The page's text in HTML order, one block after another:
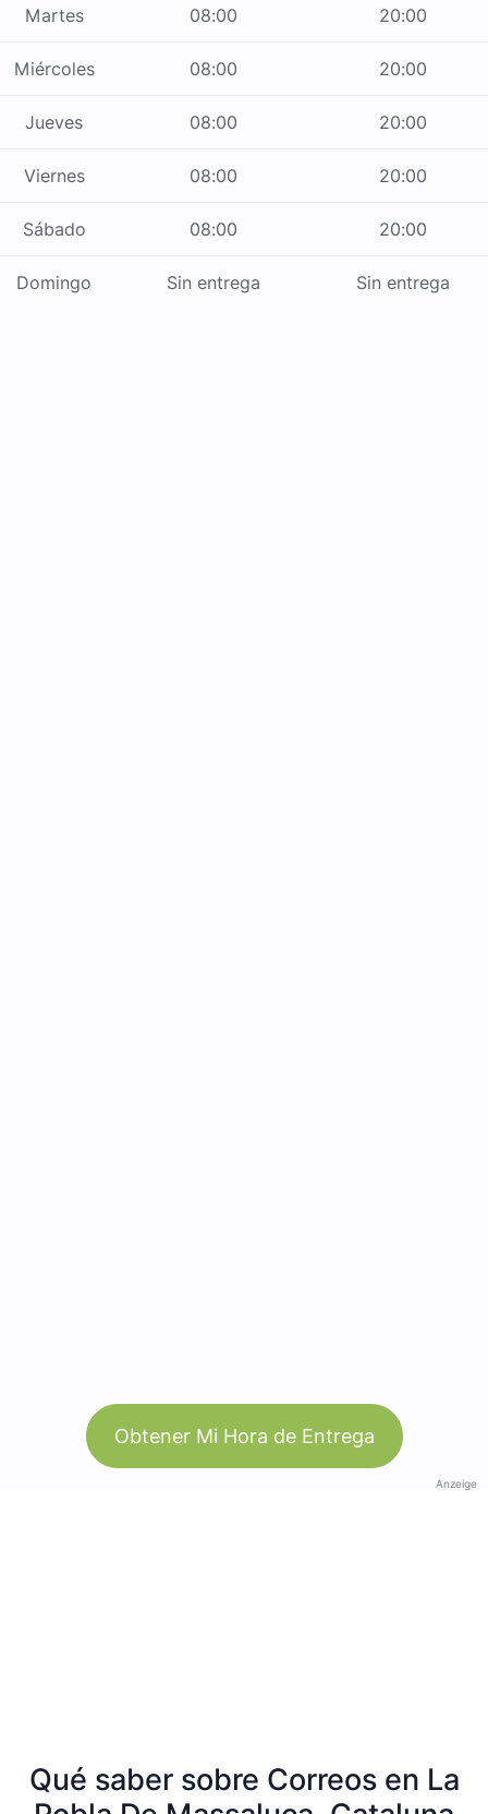
Martes 08:00 20:00
Miércoles 08:00 20:00
Jueves 08:00 20:00
Viernes 08:00 20:00
Sábado 08:00 20:00
Domingo Sin entrega Sin entrega
Obtener Mi Hora de Entrega
Anzeige
Qué saber sobre Correos en La